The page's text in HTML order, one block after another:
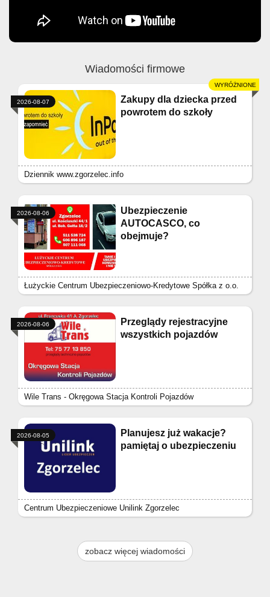
Wiadomości firmowe
Zakupy dla dziecka przed
powrotem do szkoły
Dziennik www.zgorzelec.info
2026-08-07
Ubezpieczenie
AUTOCASCO, co
obejmuje?
Łużyckie Centrum Ubezpieczeniowo-Kredytowe Spółka z o.o.
2026-08-06
Przeglądy rejestracyjne
wszystkich pojazdów
Wile Trans - Okręgowa Stacja Kontroli Pojazdów
2026-08-06
Planujesz już wakacje?
pamiętaj o ubezpieczeniu
Centrum Ubezpieczeniowe Unilink Zgorzelec
2026-08-05
zobacz więcej wiadomości